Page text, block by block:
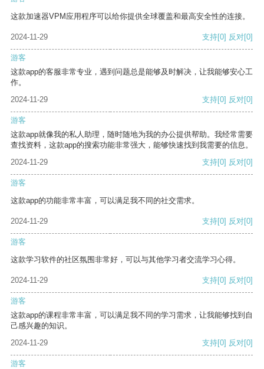
这款加速器VPM应用程序可以给你提供全球覆盖和最高安全性的连接。
2024-11-29 支持[0] 反对[0]
游客
这款app的客服非常专业，遇到问题总是能够及时解决，让我能够安心工
作。
2024-11-29
支持[0] 反对[0]
游客
这款app就像我的私人助理，随时随地为我的办公提供帮助。我经常需要
查找资料，这款app的搜索功能非常强大，能够快速找到我需要的信息。
2024-11-29
支持[0] 反对[0]
游客
这款app的功能非常丰富，可以满足我不同的社交需求。
2024-11-29 支持[0] 反对[0]
游客
这款学习软件的社区氛围非常好，可以与其他学习者交流学习心得。
2024-11-29 支持[0] 反对[0]
游客
这款app的课程非常丰富，可以满足我不同的学习需求，让我能够找到自
己感兴趣的知识。
2024-11-29
支持[0] 反对[0]
游客